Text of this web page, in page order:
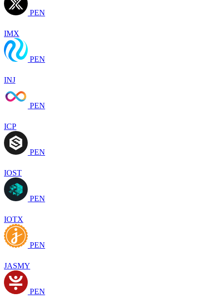
PEN
IMX
PEN
INJ
PEN
ICP
PEN
IOST
PEN
IOTX
PEN
JASMY
PEN